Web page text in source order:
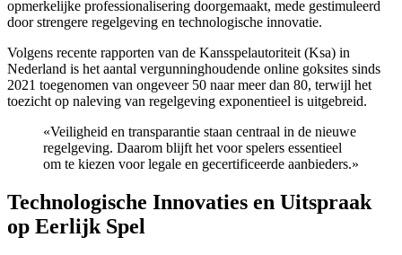
opmerkelijke professionalisering doorgemaakt, mede gestimuleerd
door strengere regelgeving en technologische innovatie.
Volgens recente rapporten van de Kansspelautoriteit (Ksa) in
Nederland is het aantal vergunninghoudende online goksites sinds
2021 toegenomen van ongeveer 50 naar meer dan 80, terwijl het
toezicht op naleving van regelgeving exponentieel is uitgebreid.
«Veiligheid en transparantie staan centraal in de nieuwe
regelgeving. Daarom blijft het voor spelers essentieel
om te kiezen voor legale en gecertificeerde aanbieders.»
Technologische Innovaties en Uitspraak
op Eerlijk Spel